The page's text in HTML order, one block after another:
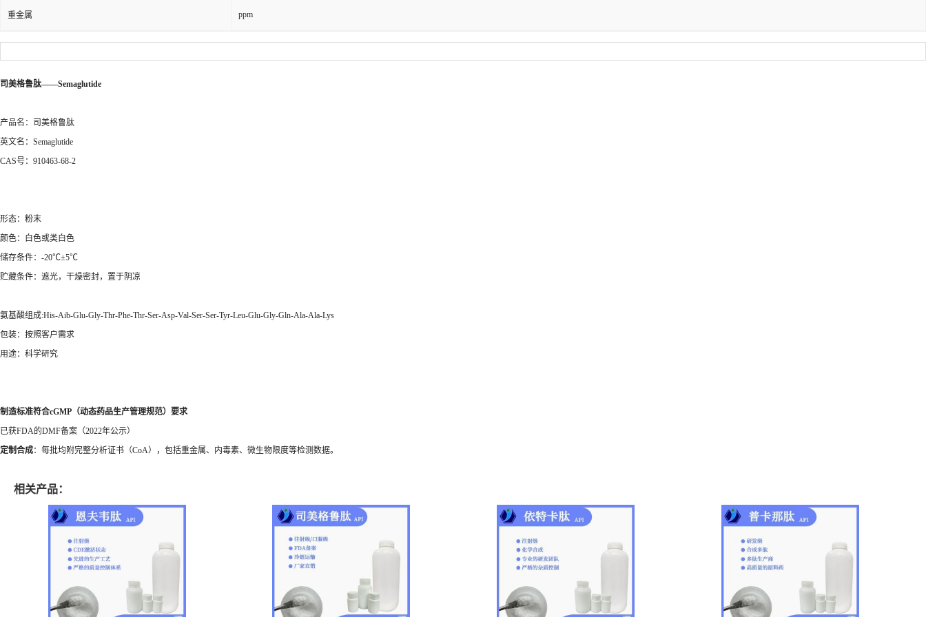
重金属 ppm
司美格鲁肽——Semaglutide
产品名：司美格鲁肽
英文名：Semaglutide
CAS号：910463-68-2
形态：粉末
颜色：白色或类白色
储存条件：-20℃±5℃
贮藏条件：遮光，干燥密封，置于阴凉
氨基酸组成:His-Aib-Glu-Gly-Thr-Phe-Thr-Ser-Asp-Val-Ser-Ser-Tyr-Leu-Glu-Gly-Gln-Ala-Ala-Lys
包装：按照客户需求
用途：科学研究
制造标准符合cGMP（动态药品生产管理规范）要求
已获FDA的DMF备案（2022年公示）
定制合成：每批均附完整分析证书（CoA），包括重金属、内毒素、微生物限度等检测数据。
相关产品：